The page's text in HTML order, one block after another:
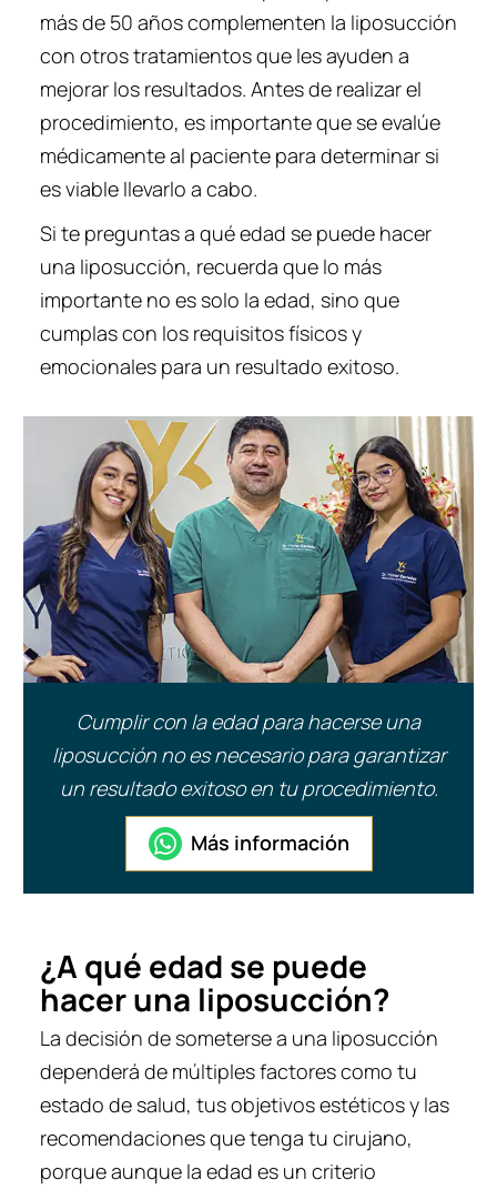
más de 50 años complementen la liposucción
con otros tratamientos que les ayuden a
mejorar los resultados. Antes de realizar el
procedimiento, es importante que se evalúe
médicamente al paciente para determinar si
es viable llevarlo a cabo.
Si te preguntas a qué edad se puede hacer
una liposucción, recuerda que lo más
importante no es solo la edad, sino que
cumplas con los requisitos físicos y
emocionales para un resultado exitoso.
Cumplir con la edad para hacerse una
liposucción no es necesario para garantizar
un resultado exitoso en tu procedimiento.
Más información
¿A qué edad se puede
hacer una liposucción?
La decisión de someterse a una liposucción
dependerá de múltiples factores como tu
estado de salud, tus objetivos estéticos y las
recomendaciones que tenga tu cirujano,
porque aunque la edad es un criterio